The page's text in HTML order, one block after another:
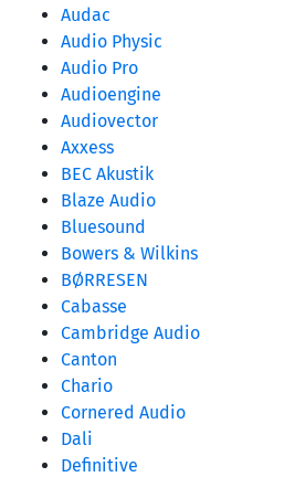
Audac
Audio Physic
Audio Pro
Audioengine
Audiovector
Axxess
BEC Akustik
Blaze Audio
Bluesound
Bowers & Wilkins
BØRRESEN
Cabasse
Cambridge Audio
Canton
Chario
Cornered Audio
Dali
Definitive